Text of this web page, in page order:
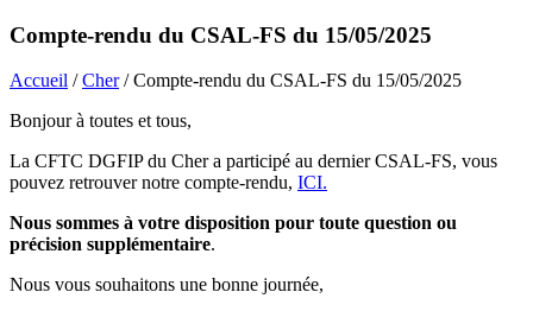
Compte-rendu du CSAL-FS du 15/05/2025
Accueil /Cher/ Compte-rendu du CSAL-FS du 15/05/2025
Bonjour à toutes et tous,
La CFTC DGFIP du Cher a participé au dernier CSAL-FS, vous
pouvez retrouver notre compte-rendu, ICI.
Nous sommes à votre disposition pour toute question ou
précision supplémentaire.
Nous vous souhaitons une bonne journée,